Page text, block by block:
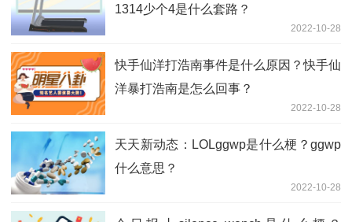
1314少个4是什么套路？
2022-10-28
快手仙洋打浩南事件是什么原因？快手仙
洋暴打浩南是怎么回事？
2022-10-28
天天新动态：LOLggwp是什么梗？ggwp
什么意思？
2022-10-28